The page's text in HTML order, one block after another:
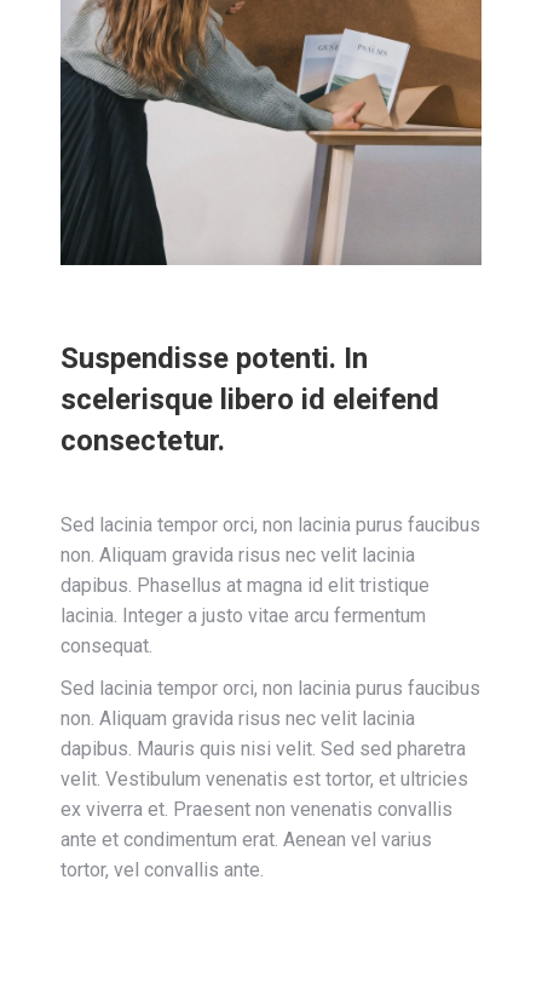
Suspendisse potenti. In
scelerisque libero id eleifend
consectetur.
Sed lacinia tempor orci, non lacinia purus faucibus
non. Aliquam gravida risus nec velit lacinia
dapibus. Phasellus at magna id elit tristique
lacinia. Integer a justo vitae arcu fermentum
consequat.
Sed lacinia tempor orci, non lacinia purus faucibus
non. Aliquam gravida risus nec velit lacinia
dapibus. Mauris quis nisi velit. Sed sed pharetra
velit. Vestibulum venenatis est tortor, et ultricies
ex viverra et. Praesent non venenatis convallis
ante et condimentum erat. Aenean vel varius
tortor, vel convallis ante.